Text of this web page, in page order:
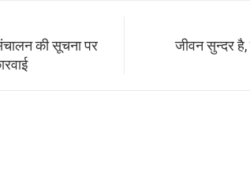
की सूचना पर
जीवन सुन्दर